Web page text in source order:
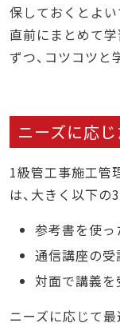
保しておくとよい
直前にまとめて
ずつ、コツコツと
ニーズに応
1級管工事施工管
は、大きく以下の
参考書を使っ
通信講座の受
対面で講義を
ニーズに応じて